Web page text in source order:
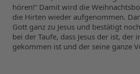
hören!“ Damit wird die
die Hirten wieder aufgenommen.
Gott ganz zu Jesus und bestätigt
bei der Taufe, dass Jesus der ist, der
gekommen ist und der seine ganze